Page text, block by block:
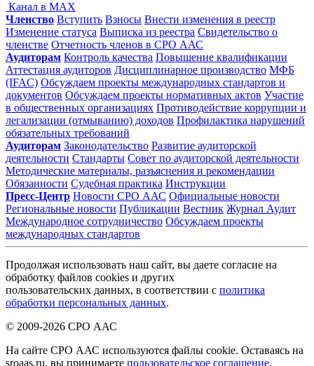
Канал в MAX
Членство Вступить Взносы Внести изменения в реестр
Изменение статуса Выписка из реестра Свидетельство о
членстве Отчетность членов в СРО ААС
Аудиторам Контроль качества Повышение квалификации
Аттестация аудиторов Дисциплинарное производство МФБ
(IFAC) Обсуждаем проекты международных стандартов и
документов Обсуждаем проекты нормативных актов Участие
в общественных организациях Противодействие коррупции и
легализации (отмыванию) доходов Профилактика нарушений
обязательных требований
Аудиторам Законодательство Развитие аудиторской
деятельности Стандарты Совет по аудиторской деятельности
Методические материалы, разъяснения и рекомендации
Обязанности Судебная практика Инструкции
Пресс-Центр Новости СРО ААС Официальные новости
Региональные новости Публикации Вестник Журнал Аудит
Международное сотрудничество Обсуждаем проекты
международных стандартов
Продолжая использовать наш сайт, вы даете согласие на
обработку файлов cookies и других
пользовательских данных, в соответствии с политика
обработки персональных данных.
© 2009-2026 СРО ААС
На сайте СРО ААС используются файлы cookie. Оставаясь на
sroaas.ru, вы принимаете пользовательское соглашение.